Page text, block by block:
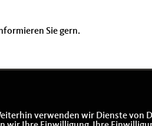
Sie gern.
verwenden wir Dienste